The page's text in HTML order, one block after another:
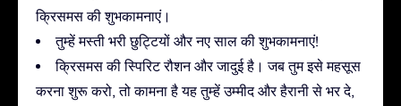
क्रिसमस की शुभकामनाएं।
तुम्हें मस्ती भरी छुट्टियों और नए साल की शुभकामनाएं!
क्रिसमस की स्पिरिट रौशन और जादुई है। जब तुम इसे महसूस
करना शुरू करो, तो कामना है यह तुम्हें उम्मीद और हैरानी से भर दे,